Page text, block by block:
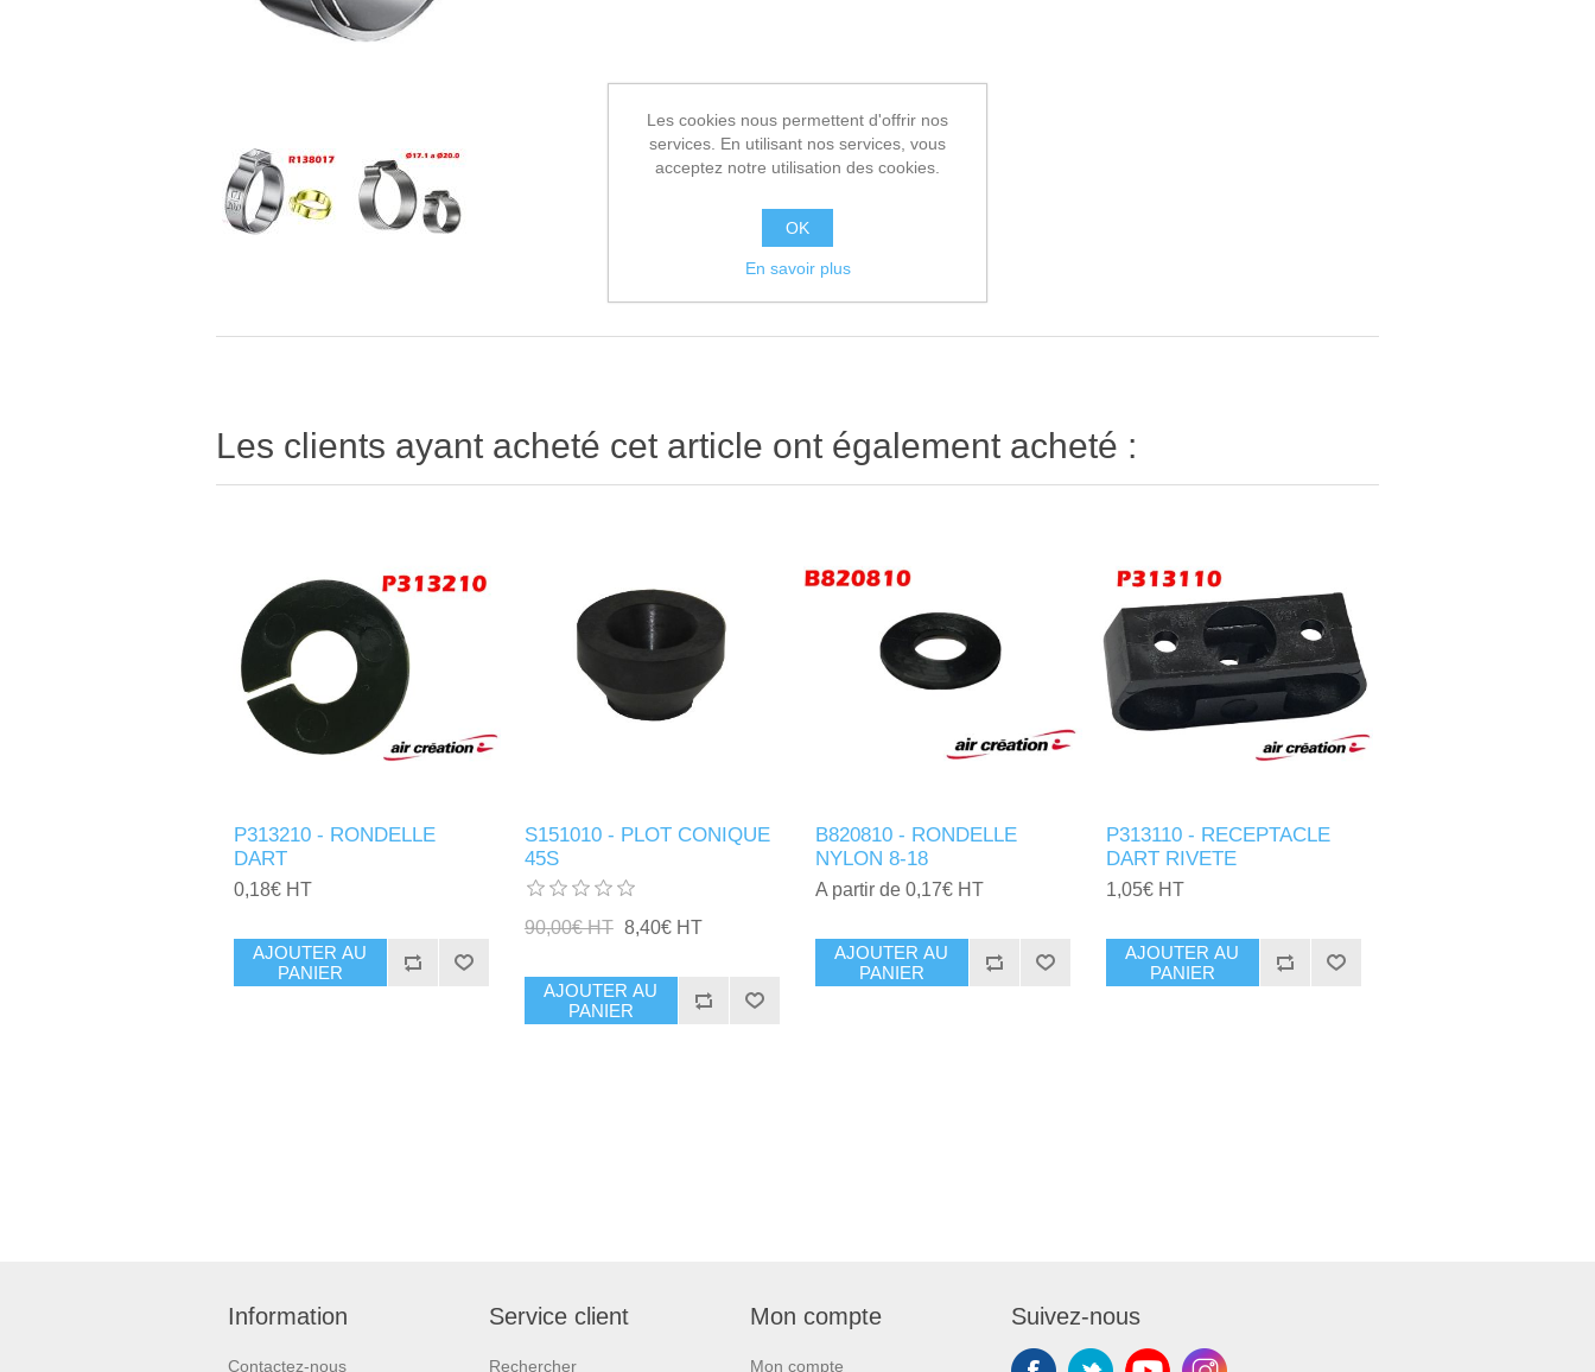
Les clients ayant acheté cet article ont également acheté :
P313210 - RONDELLE
DART
0,18€ HT
AJOUTER AU
PANIER
S151010 - PLOT CONIQUE
45S
90,00€ HT 8,40€ HT
AJOUTER AU
PANIER
B820810 - RONDELLE
NYLON 8-18
A partir de 0,17€ HT
AJOUTER AU
PANIER
P313110 - RECEPTACLE
DART RIVETE
1,05€ HT
AJOUTER AU
PANIER
Information
Contactez-nous
Service client
Rechercher
Mon compte
Mon compte
Suivez-nous
Les cookies nous permettent d'offrir nos
services. En utilisant nos services, vous
acceptez notre utilisation des cookies.
OK
En savoir plus